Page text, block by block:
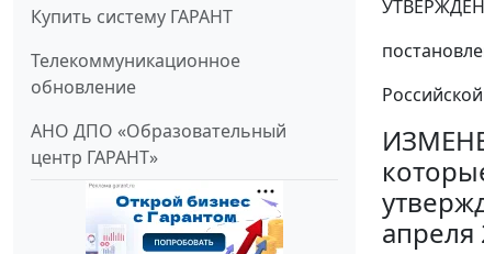
Купить систему ГАРАНТ
Телекоммуникационное
обновление
АНО ДПО «Образовательный
центр ГАРАНТ»
Российской
апреля